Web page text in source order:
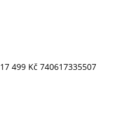
17 499 Kč 740617335507